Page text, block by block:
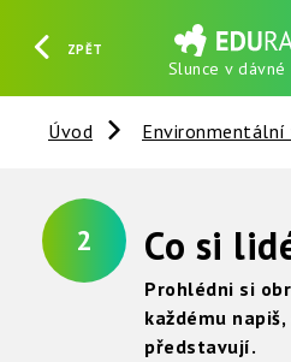
ZPĚT
Slunce v
HLEDAT
Úvod
2
Prohlédni si
každému napiš,
představují.